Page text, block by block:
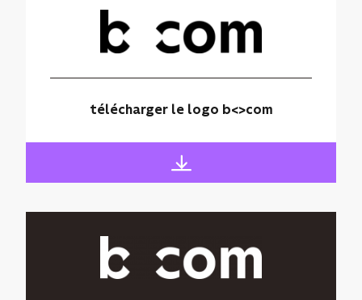
télécharger le logo b<>com